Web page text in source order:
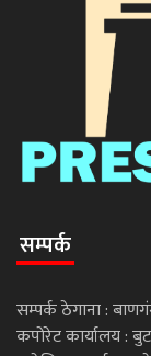
सम्पर्क
सम्पर्क ठेगाना :
कपोरेट कार्यालय :